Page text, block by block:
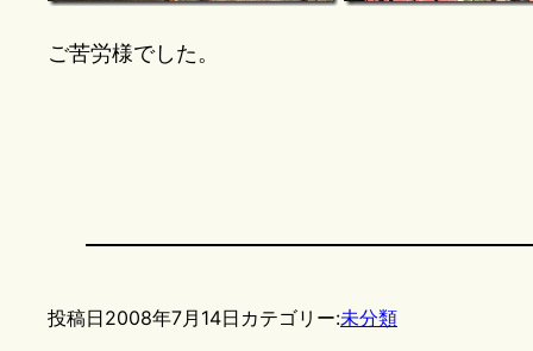
ご苦労様でした。
投稿日2008年7月14日 カテゴリー:未分類